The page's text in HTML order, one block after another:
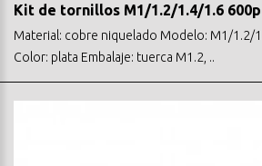
Kit de tornillos M1/1.2/1.4/1.6
Material: cobre niquelado Modelo: M1/1.2/
Color: plata Embalaje: tuerca M1.2, ..